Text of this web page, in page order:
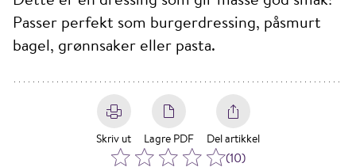
Passer perfekt som burgerdressing, påsmurt
bagel, grønnsaker eller pasta.
Skriv ut Lagre PDF Del artikkel
(10)